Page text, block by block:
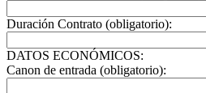
Duración Contrato (obligatorio):
DATOS ECONÓMICOS:
Canon de entrada (obligatorio):